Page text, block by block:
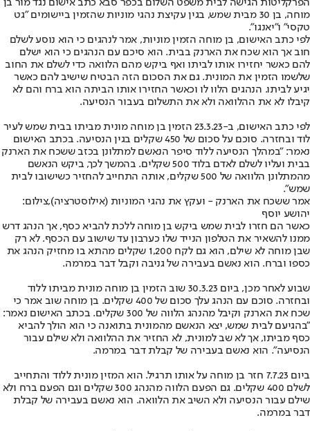
הפרקליטות הגישה לבית משפט השלום בכפר סבא כתב אישום נגד מור בן
מוחה, בן 30 מבית שמש, בגין עקיצת נהגי מוניות שהזמין ביישומים "גט
טקסי" ו"יאנגו".
לפי כתב האישום, בן מוחה הזמין מוניות, אמר לנהגים כי הוא נוסע לשלם
חוב אך הוא שכח את הארנק בבית. הוא סיכם עם הנהגים כי הוא ישלם
להם כאשר יחזירו אותו לביתו ואף ביקש מהם הלוואה כדי לשלם את החוב
שלשמו הזמין את המונית. גם את הסכום הזה הבטיח שישיב להם כאשר
יגיע לביתו. הנהגים הלוו לו וכאשר החזירו אותו הביתה הוא ברח והם לא
קיבלו לא את ההלוואה ולא את התשלום בעבור הנסיעה.
לפי כתב האישום, ב-23.3.23 הזמין בן מוחה מונית מביתו בבית שמש לעיר
לוד ובחזרה. סוכם על סכום של 450 שקלים בגין הנסיעה. בכתב האישום
נאמר: "במהלך הנסיעה ללוד סיפר הנאשם למתלונן בכזב ששכח את הארנק
בבית ועליו לשלם לאדם בלוד 500 שקלים. בהמשך לכך, ביקש הנאשם
מהמתלונן הלוואה של 500 שקלים, אותה התחייב להחזיר כשישובו לבית
שמש".
אמר ששכח את הארנק - ועקץ את נהגי המוניות (אילוסטרציה),צילום:
יהושע יוסף
כאשר הם חזרו לבית שמש ביקש בן מוחה ללכת להביא כסף, אך הנהג דרש
ממנו להשאיר את הטלפון הנייד שלו כערבון עד שישוב עם הכסף. לא רק
שבן מוחה לא שילם, הוא גם לקח 1,200 שקלים מהתא בו מחזיק הנהג את
כספו וברח. הוא נאשם בעבירה של גניבה וקבל דבר במרמה.
שבוע לאחר מכן, ביום 30.3.23 שוב הזמין בן מוחה מונית מביתו ללוד
ובחזרה. סוכם עם הנהג עלך סכום של 400 שקלים. בן מוחה שוב אמר כי
שכח את הארנק וקיבל מהנהג הלווה של 300 שקלים. בכתב האישום נאמר:
"בהגיעם לבית שמש, יצא הנאשם מהמונית בתואנה כי הוא הולך להביא
כסף מביתו, אך לא שב למונית, לא החזיר את ההלוואה ולא שילם עבור
הנסיעה". הוא נאשם בעבירה של קבלת דבר במרמה.
ביום 7.7.23 חזר בן מוחה על אותו תרגיל. הוא המזין מונית ללוד והתחייב
לשלם 400 שקלים. גם הפעם הלווה מהנהג 300 שקלים וגם הפעם ברח ולא
שילם עבור הנסיעה ולא השיב את הלוואה. הוא נאשם בעבירה של קבלת
דבר במרמה.